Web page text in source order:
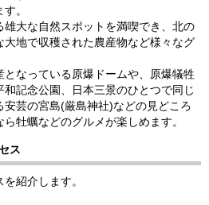
。
大な自然スポットを満喫でき、北の
地で収穫された農産物など様々なグ
なっている原爆ドームや、原爆犠牲
記念公園、日本三景のひとつで同じ
安芸の宮島(厳島神社)などの見どころ
牡蠣などのグルメが楽しめます。
ス
紹介します。